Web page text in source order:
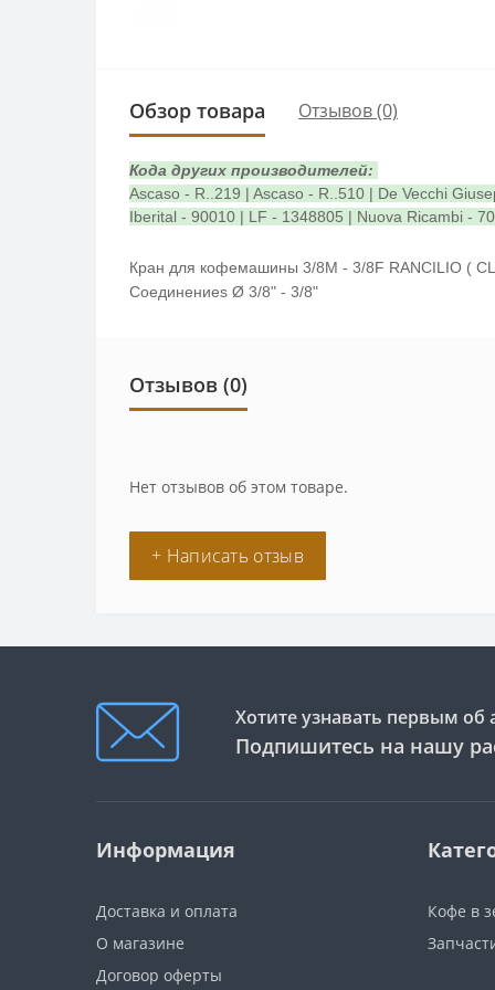
Обзор товара Отзывов (0)
Кода других производителей:
Ascaso - R..219 | Ascaso - R..510 | De Vecchi
Iberital - 90010 | LF - 1348805 | Nuova Ricambi -
Кран для кофемашины 3/8M - 3/8F RANCILIO (
Соединениеs Ø 3/8" - 3/8"
Отзывов (0)
Нет отзывов об этом товаре.
+ Написать отзыв
Хотите узнавать первым об
Подпишитесь на нашу
Информация
Доставка и оплата
О магазине
Договор оферты
Кофе в